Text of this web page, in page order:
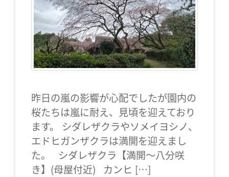
昨日の嵐の影響が心配でしたが園内の
桜たちは嵐に耐え、見頃を迎えており
ます。 シダレザクラやソメイヨシノ、
エドヒガンザクラは満開を迎えまし
た。 シダレザクラ【満開～八分咲
き】(母屋付近) カンヒ […]